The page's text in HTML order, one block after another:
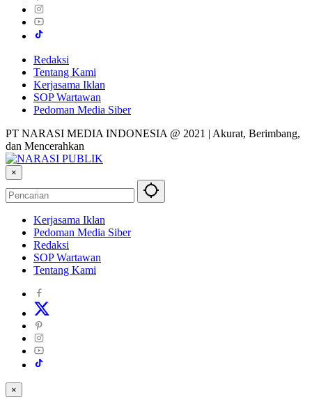
Redaksi
Tentang Kami
Kerjasama Iklan
SOP Wartawan
Pedoman Media Siber
PT NARASI MEDIA INDONESIA @ 2021 | Akurat, Berimbang,
dan Mencerahkan
×
Kerjasama Iklan
Pedoman Media Siber
Redaksi
SOP Wartawan
Tentang Kami
×